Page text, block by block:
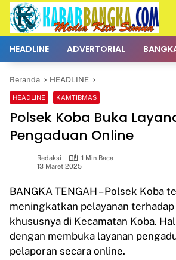
Langsung
konten
HEADLINE ADVERTORIAL
Beranda HEADLINE
HEADLINE KAMTIBMAS
Polsek Koba Buka
Pengaduan Online
Redaksi
1 Min Baca
13 Maret 2025
BANGKA TENGAH – Polsek Koba
meningkatkan pelayanan
khususnya di Kecamatan Koba.
dengan membuka layanan
pelaporan secara online.